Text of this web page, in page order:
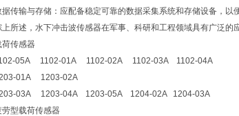
据传输与存储：应配备稳定可靠的数据采集系统和存储设备，以
上所述，水下冲击波传感器在军事、科研和工程领域具有广泛的
荷传感器
05A 1102-01A 1102-02A 1102-03A 1102-04A
01A 1203-02A
03A 1203-04A 1203-05A 1204-02A 1204-03A
劳型载荷传感器